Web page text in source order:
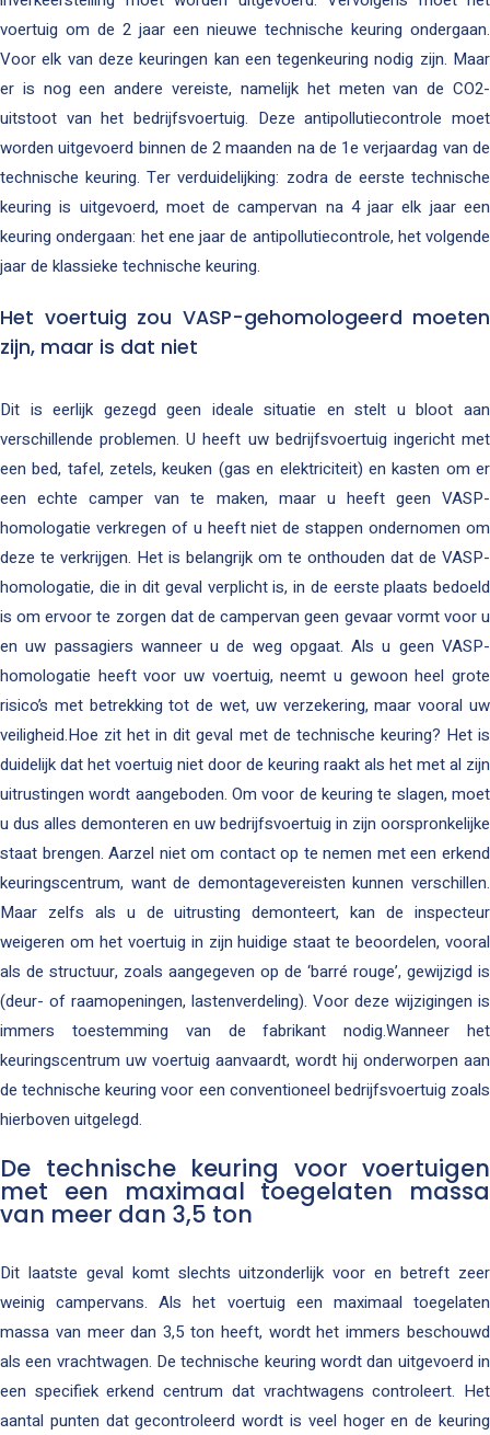
voertuig om de 2 jaar een nieuwe technische keuring ondergaan.
Voor elk van deze keuringen kan een tegenkeuring nodig zijn. Maar
er is nog een andere vereiste, namelijk het meten van de CO2-
uitstoot van het bedrijfsvoertuig. Deze antipollutiecontrole moet
worden uitgevoerd binnen de 2 maanden na de 1e verjaardag van de
technische keuring. Ter verduidelijking: zodra de eerste technische
keuring is uitgevoerd, moet de campervan na 4 jaar elk jaar een
keuring ondergaan: het ene jaar de antipollutiecontrole, het volgende
jaar de klassieke technische keuring.
Het voertuig zou VASP-gehomologeerd moeten
zijn, maar is dat niet
Dit is eerlijk gezegd geen ideale situatie en stelt u bloot aan
verschillende problemen. U heeft uw bedrijfsvoertuig ingericht met
een bed, tafel, zetels, keuken (gas en elektriciteit) en kasten om er
een echte camper van te maken, maar u heeft geen VASP-
homologatie verkregen of u heeft niet de stappen ondernomen om
deze te verkrijgen. Het is belangrijk om te onthouden dat de VASP-
homologatie, die in dit geval verplicht is, in de eerste plaats bedoeld
is om ervoor te zorgen dat de campervan geen gevaar vormt voor u
en uw passagiers wanneer u de weg opgaat. Als u geen VASP-
homologatie heeft voor uw voertuig, neemt u gewoon heel grote
risico’s met betrekking tot de wet, uw verzekering, maar vooral uw
veiligheid.Hoe zit het in dit geval met de technische keuring? Het is
duidelijk dat het voertuig niet door de keuring raakt als het met al zijn
uitrustingen wordt aangeboden. Om voor de keuring te slagen, moet
u dus alles demonteren en uw bedrijfsvoertuig in zijn oorspronkelijke
staat brengen. Aarzel niet om contact op te nemen met een erkend
keuringscentrum, want de demontagevereisten kunnen verschillen.
Maar zelfs als u de uitrusting demonteert, kan de inspecteur
weigeren om het voertuig in zijn huidige staat te beoordelen, vooral
als de structuur, zoals aangegeven op de ‘barré rouge’, gewijzigd is
(deur- of raamopeningen, lastenverdeling). Voor deze wijzigingen is
immers toestemming van de fabrikant nodig.Wanneer het
keuringscentrum uw voertuig aanvaardt, wordt hij onderworpen aan
de technische keuring voor een conventioneel bedrijfsvoertuig zoals
hierboven uitgelegd.
De technische keuring voor voertuigen
met een maximaal toegelaten massa
van meer dan 3,5 ton
Dit laatste geval komt slechts uitzonderlijk voor en betreft zeer
weinig campervans. Als het voertuig een maximaal toegelaten
massa van meer dan 3,5 ton heeft, wordt het immers beschouwd
als een vrachtwagen. De technische keuring wordt dan uitgevoerd in
een specifiek erkend centrum dat vrachtwagens controleert. Het
aantal punten dat gecontroleerd wordt is veel hoger en de keuring